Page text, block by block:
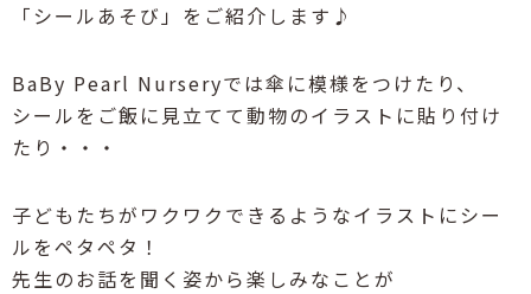
「シールあそび」をご紹介します♪
BaBy Pearl Nurseryでは傘に模様をつけたり、
シールをご飯に見立てて動物のイラストに貼り付け
たり・・・
子どもたちがワクワクできるようなイラストにシー
ルをペタペタ！
先生のお話を聞く姿から楽しみなことが